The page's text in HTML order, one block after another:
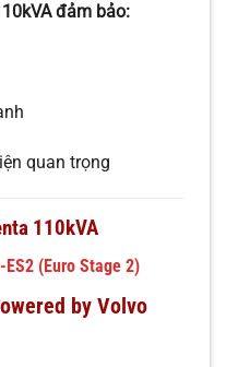
đảm bảo:
quan trọng
110kVA
ES2 (Euro Stage 2)
by Volvo